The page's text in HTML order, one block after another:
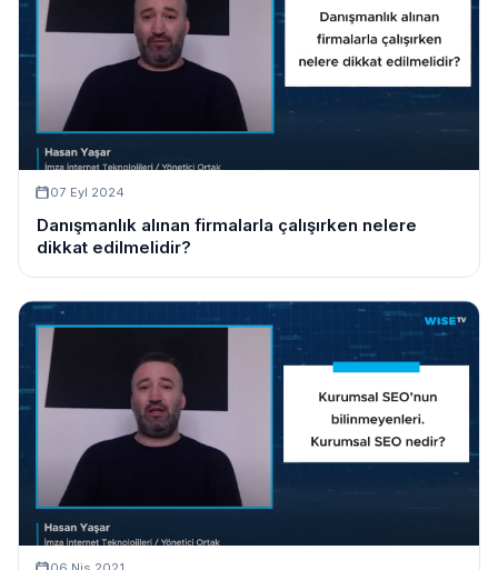
07 Eyl 2024
Danışmanlık alınan firmalarla çalışırken nelere
dikkat edilmelidir?